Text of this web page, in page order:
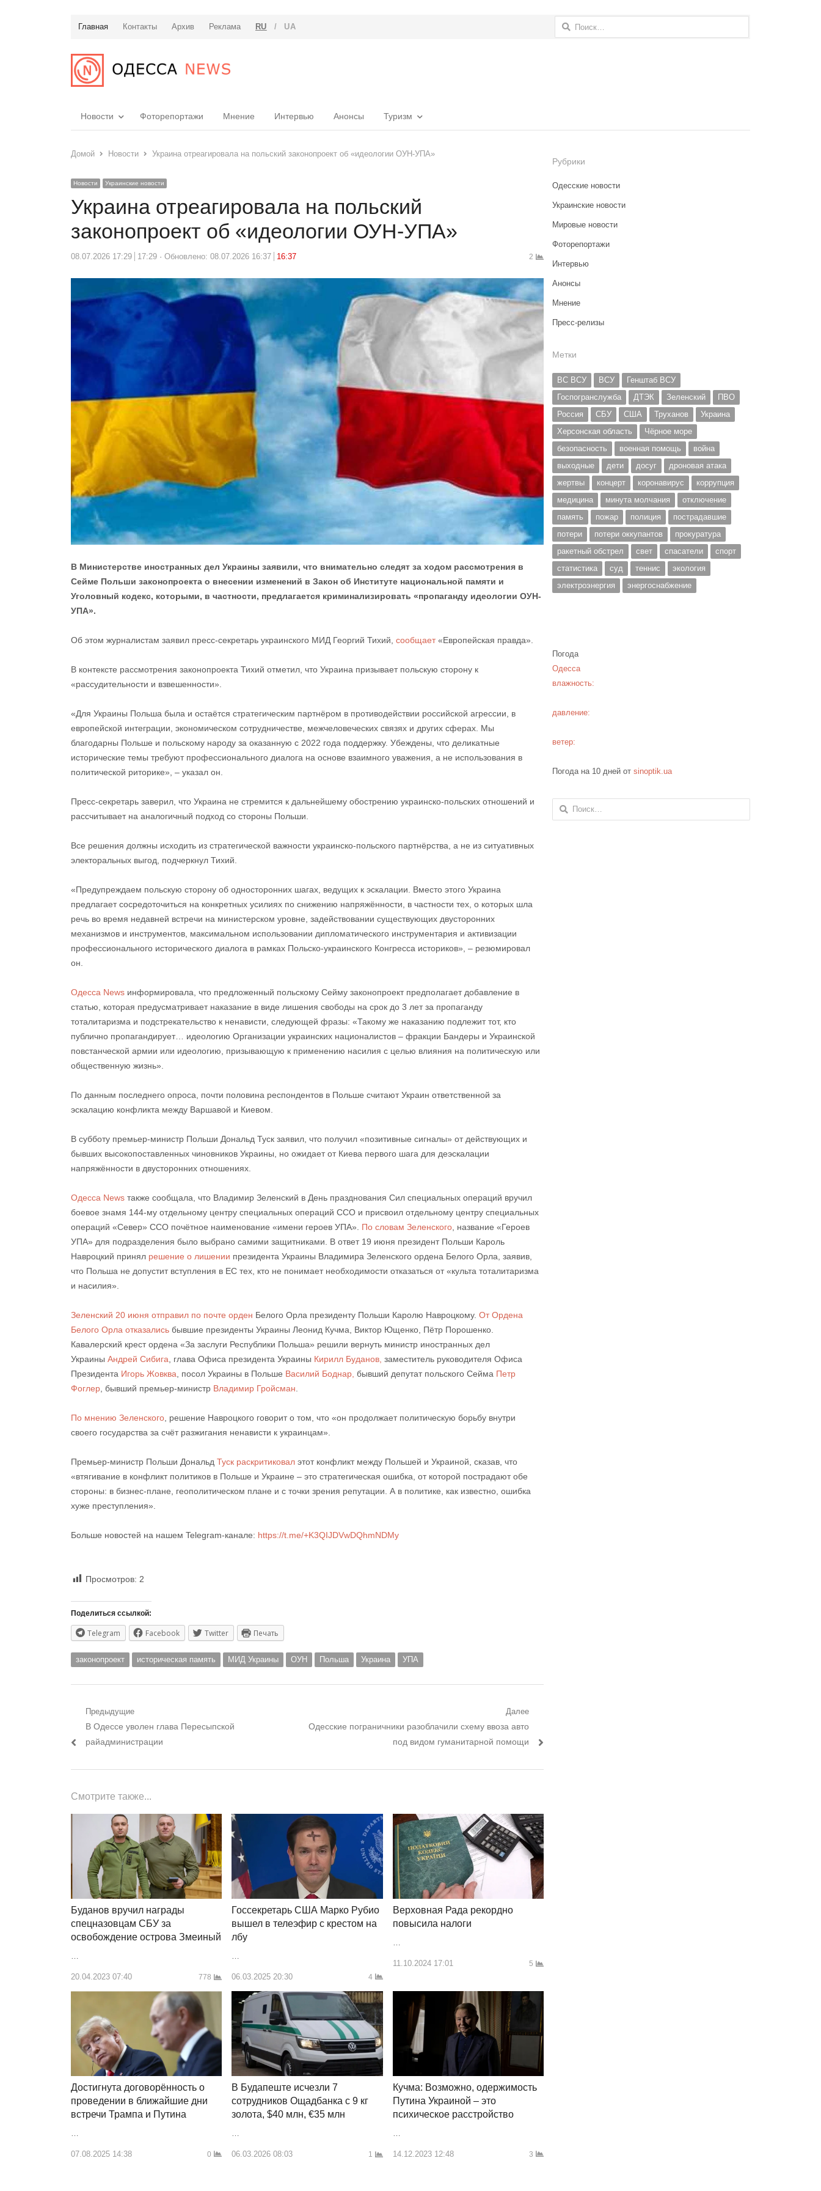
Главная Контакты Архив Реклама RU / UA Найти:
Новости Фоторепортажи Мнение Интервью Анонсы Туризм
Домой Новости Украина отреагировала на польский законопроект об «идеологии ОУН-УПА»
Новости Украинские новости
Украина отреагировала на польский
законопроект об «идеологии ОУН-УПА»
08.07.2026 17:29 17:29 Обновлено: 08.07.2026 16:37 16:37 2
В Министерстве иностранных дел Украины заявили, что внимательно следят за ходом рассмотрения в
Сейме Польши законопроекта о внесении изменений в Закон об Институте национальной памяти и
Уголовный кодекс, которыми, в частности, предлагается криминализировать «пропаганду идеологии ОУН-
УПА».
Об этом журналистам заявил пресс-секретарь украинского МИД Георгий Тихий, сообщает«Европейская правда».
В контексте рассмотрения законопроекта Тихий отметил, что Украина призывает польскую сторону к
«рассудительности и взвешенности».
«Для Украины Польша была и остаётся стратегическим партнёром в противодействии российской агрессии, в
европейской интеграции, экономическом сотрудничестве, межчеловеческих связях и других сферах. Мы
благодарны Польше и польскому народу за оказанную с 2022 года поддержку. Убеждены, что деликатные
исторические темы требуют профессионального диалога на основе взаимного уважения, а не использования в
политической риторике», – указал он.
Пресс-секретарь заверил, что Украина не стремится к дальнейшему обострению украинско-польских отношений и
рассчитывает на аналогичный подход со стороны Польши.
Все решения должны исходить из стратегической важности украинско-польского партнёрства, а не из ситуативных
электоральных выгод, подчеркнул Тихий.
«Предупреждаем польскую сторону об односторонних шагах, ведущих к эскалации. Вместо этого Украина
предлагает сосредоточиться на конкретных усилиях по снижению напряжённости, в частности тех, о которых шла
речь во время недавней встречи на министерском уровне, задействовании существующих двусторонних
механизмов и инструментов, максимальном использовании дипломатического инструментария и активизации
профессионального исторического диалога в рамках Польско-украинского Конгресса историков», – резюмировал
он.
Одесса News информировала, что предложенный польскому Сейму законопроект предполагает добавление в
статью, которая предусматривает наказание в виде лишения свободы на срок до 3 лет за пропаганду
тоталитаризма и подстрекательство к ненависти, следующей фразы: «Такому же наказанию подлежит тот, кто
публично пропагандирует… идеологию Организации украинских националистов – фракции Бандеры и Украинской
повстанческой армии или идеологию, призывающую к применению насилия с целью влияния на политическую или
общественную жизнь».
По данным последнего опроса, почти половина респондентов в Польше считают Украин ответственной за
эскалацию конфликта между Варшавой и Киевом.
В субботу премьер-министр Польши Дональд Туск заявил, что получил «позитивные сигналы» от действующих и
бывших высокопоставленных чиновников Украины, но ожидает от Киева первого шага для деэскалации
напряжённости в двусторонних отношениях.
Одесса News также сообщала, что Владимир Зеленский в День празднования Сил специальных операций вручил
боевое знамя 144-му отдельному центру специальных операций ССО и присвоил отдельному центру специальных
операций «Север» ССО почётное наименование «имени героев УПА». По словам Зеленского , название «Героев
УПА» для подразделения было выбрано самими защитниками. В ответ 19 июня президент Польши Кароль
Навроцкий принял решение о лишении президента Украины Владимира Зеленского ордена Белого Орла, заявив,
что Польша не допустит вступления в ЕС тех, кто не понимает необходимости отказаться от «культа тоталитаризма
и насилия».
Зеленский 20 июня отправил по почте орден Белого Орла президенту Польши Каролю Навроцкому. От Ордена
Белого Орла отказались бывшие президенты Украины Леонид Кучма, Виктор Ющенко, Пётр Порошенко.
Кавалерский крест ордена «За заслуги Республики Польша» решили вернуть министр иностранных дел
Украины Андрей Сибига , глава Офиса президента Украины Кирилл Буданов, заместитель руководителя Офиса
Президента Игорь Жовква , посол Украины в Польше Василий Боднар, бывший депутат польского Сейма Петр
Фоглер , бывший премьер-министр Владимир Гройсман
По мнению Зеленского , решение Навроцкого говорит о том, что «он продолжает политическую борьбу внутри
своего государства за счёт разжигания ненависти к украинцам».
Премьер-министр Польши Дональд Туск раскритиковал этот конфликт между Польшей и Украиной, сказав, что
«втягивание в конфликт политиков в Польше и Украине – это стратегическая ошибка, от которой пострадают обе
стороны: в бизнес-плане, геополитическом плане и с точки зрения репутации. А в политике, как известно, ошибка
хуже преступления».
Больше новостей на нашем Telegram-канале: https://t.me/+K3QIJDVwDQhmNDMy
Просмотров: 2
Поделиться ссылкой:
Telegram Facebook Twitter Печать
законопроект историческая память МИД Украины ОУН Польша Украина УПА
Навигация
по
Предыдущие
Предыдущий
пост:
В Одессе уволен глава Пересыпской
райадминистрации
Далее
Следующий
Одесские пограничники разоблачили схему ввоза авто
под видом гуманитарной помощи
Смотрите также...
Буданов вручил награды
спецназовцам СБУ за
освобождение острова Змеиный
20.04.2023 07:40 778
Госсекретарь США Марко Рубио
вышел в телеэфир с крестом на
лбу
06.03.2025 20:30 4
Верховная Рада рекордно
повысила налоги
11.10.2024 17:01 5
Достигнута договорённость о
проведении в ближайшие дни
встречи Трампа и Путина
07.08.2025 14:38 0
В Будапеште исчезли 7
сотрудников Ощадбанка с 9 кг
золота, $40 млн, €35 млн
06.03.2026 08:03 1
Кучма: Возможно, одержимость
Путина Украиной – это
психическое расстройство
14.12.2023 12:48 3
Рубрики
Одесские новости
Украинские новости
Мировые новости
Фоторепортажи
Интервью
Анонсы
Мнение
Пресс-релизы
Метки
ВС ВСУ ВСУ
Генштаб ВСУ
Госпогранслужба
ДТЭК Зеленский
ПВО
Россия
СБУ США Труханов
Украина
Херсонская область
Чёрное море
безопасность
военная помощь
война
выходные
дети досуг
дроновая атака
жертвы
концерт коронавирус
коррупция
медицина
минута молчания
отключение
память
пожар полиция
пострадавшие
потери
потери оккупантов
прокуратура
ракетный обстрел
свет спасатели
спорт
статистика
суд теннис
экология
электроэнергия
энергоснабжение
Погода
Одесса
влажность:
давление:
ветер:
Погода на 10 дней отsinoptik.ua
Найти: